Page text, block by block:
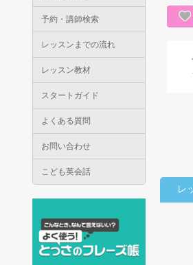
予約・講師検索
レッスンまでの流れ
レッスン教材
スタートガイド
よくある質問
お問い合わせ
こども英会話
レ